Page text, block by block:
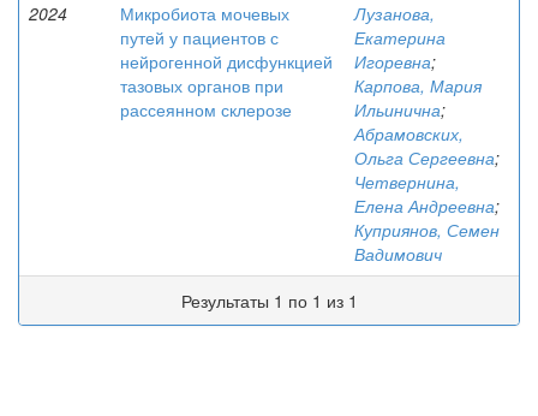
2024
Микробиота мочевых
путей у пациентов с
нейрогенной дисфункцией
тазовых органов при
рассеянном склерозе
Лузанова,
Екатерина
Игоревна;
Карпова, Мария
Ильинична;
Абрамовских,
Ольга Сергеевна;
Четвернина,
Елена Андреевна;
Куприянов, Семен
Вадимович
Результаты 1 по 1 из 1